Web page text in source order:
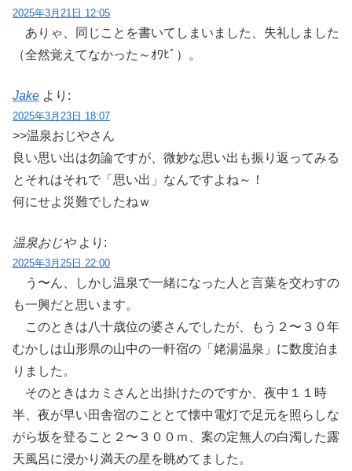
2025年3月21日 12:05
ありゃ、同じことを書いてしまいました、失礼しました
（全然覚えてなかった～ｵﾜﾋﾞ）。
Jake より:
2025年3月23日 18:07
>>温泉おじやさん
良い思い出は勿論ですが、微妙な思い出も振り返ってみる
とそれはそれで「思い出」なんですよね～！
何にせよ災難でしたねｗ
温泉おじや より:
2025年3月25日 22:00
う〜ん、しかし温泉で一緒になった人と言葉を交わすの
も一興だと思います。
このときは八十歳位の婆さんでしたが、もう２〜３０年
むかしは山形県の山中の一軒宿の「姥湯温泉」に数度泊ま
りました。
そのときはカミさんと出掛けたのですか、夜中１１時
半、夜が早い田舎宿のこととて懐中電灯で足元を照らしな
がら坂を登ること２〜３００ｍ、案の定無人の白濁した露
天風呂に浸かり満天の星を眺めてました。